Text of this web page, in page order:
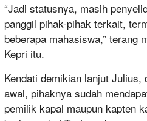
“Jadi statusnya, masih
panggil pihak-pihak terkait,
beberapa mahasiswa,” terang
Kepri itu.
Kendati demikian lanjut
awal, pihaknya sudah
pemilik kapal maupun kapten